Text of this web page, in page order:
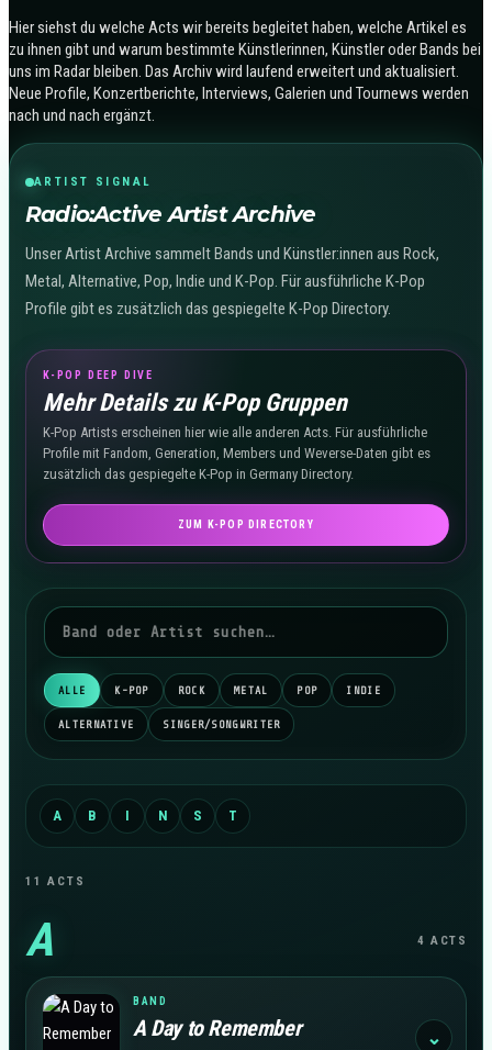
Hier siehst du welche Acts wir bereits begleitet haben, welche Artikel es
zu ihnen gibt und warum bestimmte Künstlerinnen, Künstler oder Bands bei
uns im Radar bleiben. Das Archiv wird laufend erweitert und aktualisiert.
Neue Profile, Konzertberichte, Interviews, Galerien und Tournews werden
nach und nach ergänzt.
ARTIST SIGNAL
Radio:Active Artist Archive
Unser Artist Archive sammelt Bands und Künstler:innen aus Rock,
Metal, Alternative, Pop, Indie und K-Pop. Für ausführliche K-Pop
Profile gibt es zusätzlich das gespiegelte K-Pop Directory.
K-POP DEEP DIVE
Mehr Details zu K-Pop Gruppen
K-Pop Artists erscheinen hier wie alle anderen Acts. Für ausführliche
Profile mit Fandom, Generation, Members und Weverse-Daten gibt es
zusätzlich das gespiegelte K-Pop in Germany Directory.
ZUM K-POP DIRECTORY
ALLE K-POP ROCK METAL POP INDIE
ALTERNATIVE SINGER/SONGWRITER
A B I N S T
11 ACTS
A 4 ACTS
BAND
A Day to Remember ⌄